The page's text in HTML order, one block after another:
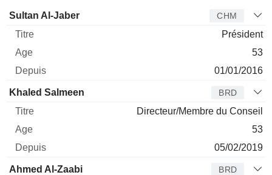
Administrateur Titre
Sultan Al-Jaber CHM
Président
53
01/01/2016
Khaled Salmeen BRD
Directeur/Membre du Conseil
53
05/02/2019
Ahmed Al-Zaabi BRD